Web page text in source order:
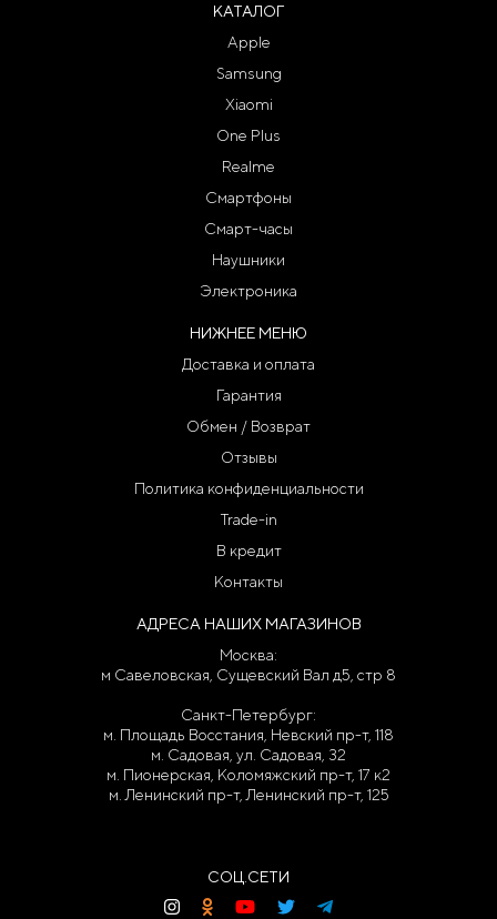
КАТАЛОГ
Apple
Samsung
Xiaomi
One Plus
Realme
Смартфоны
Смарт-часы
Наушники
Электроника
НИЖНЕЕ МЕНЮ
Доставка и оплата
Гарантия
Обмен / Возврат
Отзывы
Политика конфиденциальности
Trade-in
В кредит
Контакты
АДРЕСА НАШИХ МАГАЗИНОВ
Москва:
м Савеловская, Сущевский Вал д5, стр 8
Санкт-Петербург:
м. Площадь Восстания, Невский пр-т, 118
м. Садовая, ул. Садовая, 32
м. Пионерская, Коломяжский пр-т, 17 к2
м. Ленинский пр-т, Ленинский пр-т, 125
СОЦ.СЕТИ